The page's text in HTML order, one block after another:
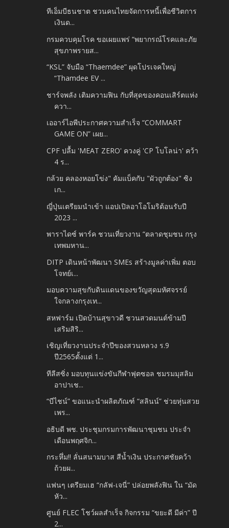
ทีเอ็มบีธนชาต ชวนคนไทยจัดการหนี้เพื่อชีวิตการ
เงินด...
กรมควบคุมโรค ขอเผยแพร่ “พยากรณ์โรคและภัย
สุขภาพรายส...
“KSL” จับมือ “Thaemdee” ผุดโปรเจคใหญ่
“Thamdee EV ...
ชาร์จพลัง เติมความฟิน กับที่สุดของคอนเสิร์ตแห่ง
ควา...
เออาร์ไอพีประกาศความสำเร็จ “COMMART
GAME ON” เผย...
CPF ปลื้ม 'MEAT ZERO' ควงคู่ 'CP โบโลน่า' คว้า
4 ร...
กล้วย​ คลองหอยโข่ง" คัมแบ็คกับ​ "ผัวถูกต้อง" ซิง
เก...
ญี่ปุ่นเตรียมนำเข้า แอปเปิลอาโอโมริต้อนรับปี
2023 ...
พาราไดซ์ พาร์ค ชวนเที่ยวงาน “ตลาดชุมชน กรุง
เทพมหาน...
DITP เดินหน้าพัฒนา SMEs สร้างมูลค่าเพิ่ม ตอบ
โจทย์เ...
มอบความสุขกับดินแดนของขวัญสุดมหัศจรรย์
ใจกลางกรุงเท...
สหฟาร์ม เปิดบ้านสุขาวดี ชวนสวดมนต์ข้ามปี
เสริมสิริ...
เชิญเที่ยวงานประจำปีของสวนหลวง ร.9
ปี2565ตั้งแต่ 1...
ทีลีสซิ่ง มอบทุนแข่งขันกีฬาฟุตซอล ชมรมมุสลิม
อาปาเช...
“บีไชน์” ขอแนะนำผลิตภัณฑ์ “สลินน์” ช่วยหุ่นสวย
เพร...
อธิบดี พช. ประชุมกรมการพัฒนาชุมชน ประจำ
เดือนพฤศจิก...
กระหึ่ม!! ลั่นสนามบาส สีน้ำเงิน ประกาศชัยคว้า
ถ้วยผ...
แฟนๆ เตรียมเฮ “กลัฟ-เจนี่” ปล่อยพลังฟิน ใน “มัด
หัว...
ศูนย์ FLEC โชว์ผลสำเร็จ กิจกรรม “ขยะดี มีค่า” ปี
2...